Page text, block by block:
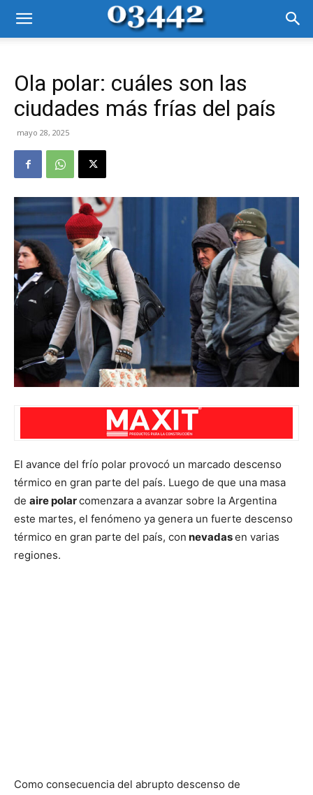
Ola polar: cuáles son las
ciudades más frías del país
mayo 28, 2025
El avance del frío polar provocó un marcado descenso
térmico en gran parte del país. Luego de que una masa
de aire polarcomenzara a avanzar sobre la Argentina
este martes, el fenómeno ya genera un fuerte descenso
térmico en gran parte del país, con nevadasen varias
regiones.
Como consecuencia del abrupto descenso de